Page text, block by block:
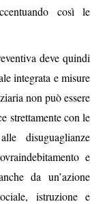
così le
deve quindi
integrata e misure
non può essere
strettamente con le
disuguaglianze
e
da un’azione
istruzione e